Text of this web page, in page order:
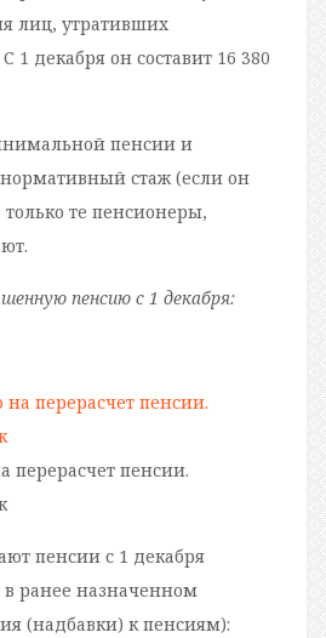
лиц, утративших
1 декабря он составит 16 380
пенсии и
стаж (если он
те пенсионеры,
пенсию с 1 декабря:
перерасчет пенсии.
пенсии с 1 декабря
в ранее назначенном
(надбавки) к пенсиям):